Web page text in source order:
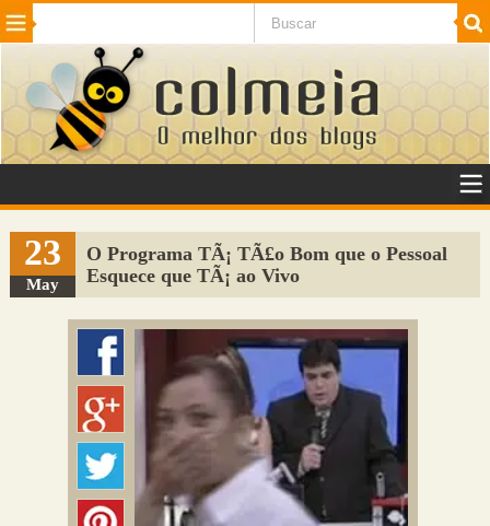
Beleza Cinema e TV
Internet Jogos NotÃ­cias SaÃºde
VeÃ­culos Adulto
Sugerir Link
Adicionar Blog
Colmeia Exchange
Perguntas Frequentes
23
May
O Programa TÃ¡ TÃ£o Bom que o Pessoal
Esquece que TÃ¡ ao Vivo